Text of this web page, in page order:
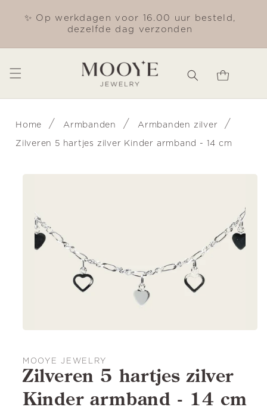
naar de
✨ Op werkdagen voor 16.00 uur besteld,
dezelfde dag verzonden
Winkelwagen
Home /Armbanden / Armbanden zilver /
Zilveren 5 hartjes zilver Kinder armband - 14 cm
MOOYE JEWELRY
Zilveren 5 hartjes zilver
Kinder armband - 14 cm